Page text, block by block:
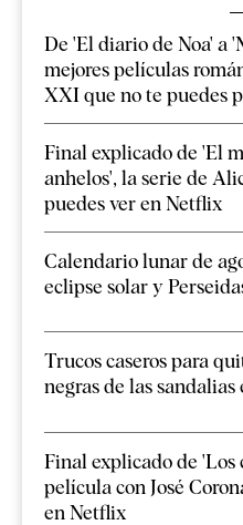
De 'El diario de Noa' a
mejores películas
XXI que no te puedes
Final explicado de 'El
anhelos', la serie de
puedes ver en Netflix
Calendario lunar de
eclipse solar y
Trucos caseros para
negras de las sandalias
Final explicado de 'Los
película con José
en Netflix